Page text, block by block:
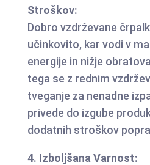
Stroškov:
Dobro vzdrževane
učinkovito, kar vodi v
energije in nižje
tega se z rednim
tveganje za nenadne
privede do izgube
dodatnih stroškov
4. Izboljšana Varnost: